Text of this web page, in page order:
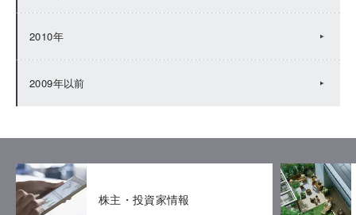
2010年
2009年以前
株主・投資家情報